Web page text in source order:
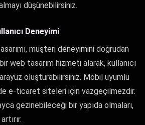
düşünebilirsiniz.
Deneyimi
müşteri deneyimini doğrudan
web tasarım hizmeti alarak, kullanıcı
oluşturabilirsiniz. Mobil uyumlu
e-ticaret siteleri için vazgeçilmezdir.
gezinebileceği bir yapıda olmaları,